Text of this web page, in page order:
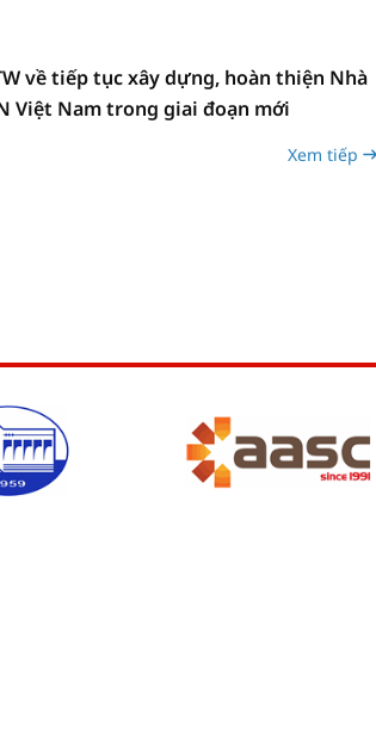
về tiếp tục xây dựng, hoàn thiện Nhà
Việt Nam trong giai đoạn mới
Xem tiếp